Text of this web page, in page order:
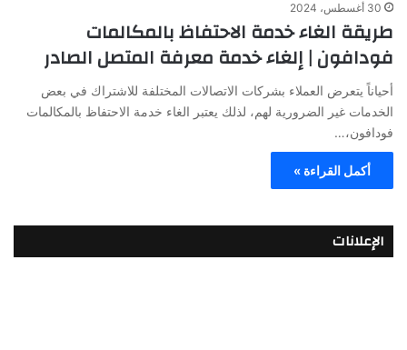
30 أغسطس، 2024
طريقة الغاء خدمة الاحتفاظ بالمكالمات
فودافون | إلغاء خدمة معرفة المتصل الصادر
أحياناً يتعرض العملاء بشركات الاتصالات المختلفة للاشتراك في بعض
الخدمات غير الضرورية لهم، لذلك يعتبر الغاء خدمة الاحتفاظ بالمكالمات
فودافون،…
أكمل القراءة »
الإعلانات